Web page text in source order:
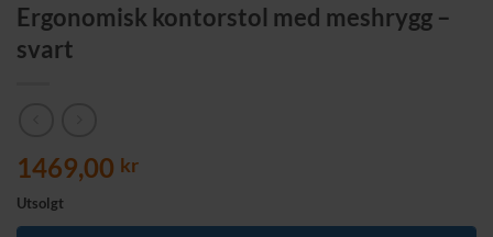
Ergonomisk kontorstol med meshrygg –
svart
1469,00 kr
Utsolgt